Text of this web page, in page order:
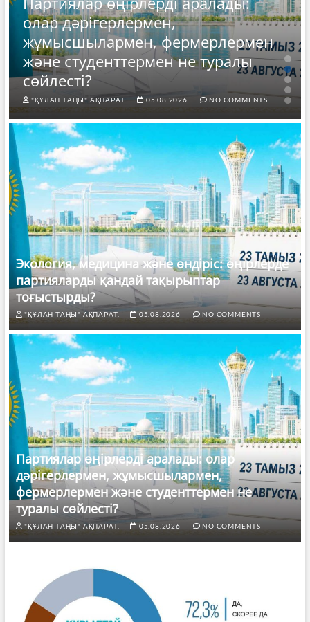
олар дәрігерлермен,
жұмысшылармен, фермерлермен
және студенттермен не туралы
сөйлесті?
"ҚҰЛАН ТАҢЫ" АҚПАРАТ. 05.08.2026 NO COMMENTS
Экология, медицина және өндіріс: өңірлерде
партияларды қандай тақырыптар
тоғыстырды?
"ҚҰЛАН ТАҢЫ" АҚПАРАТ. 05.08.2026 NO COMMENTS
Партиялар өңірлерді аралады: олар
дәрігерлермен, жұмысшылармен,
фермерлермен және студенттермен не
туралы сөйлесті?
"ҚҰЛАН ТАҢЫ" АҚПАРАТ. 05.08.2026 NO COMMENTS